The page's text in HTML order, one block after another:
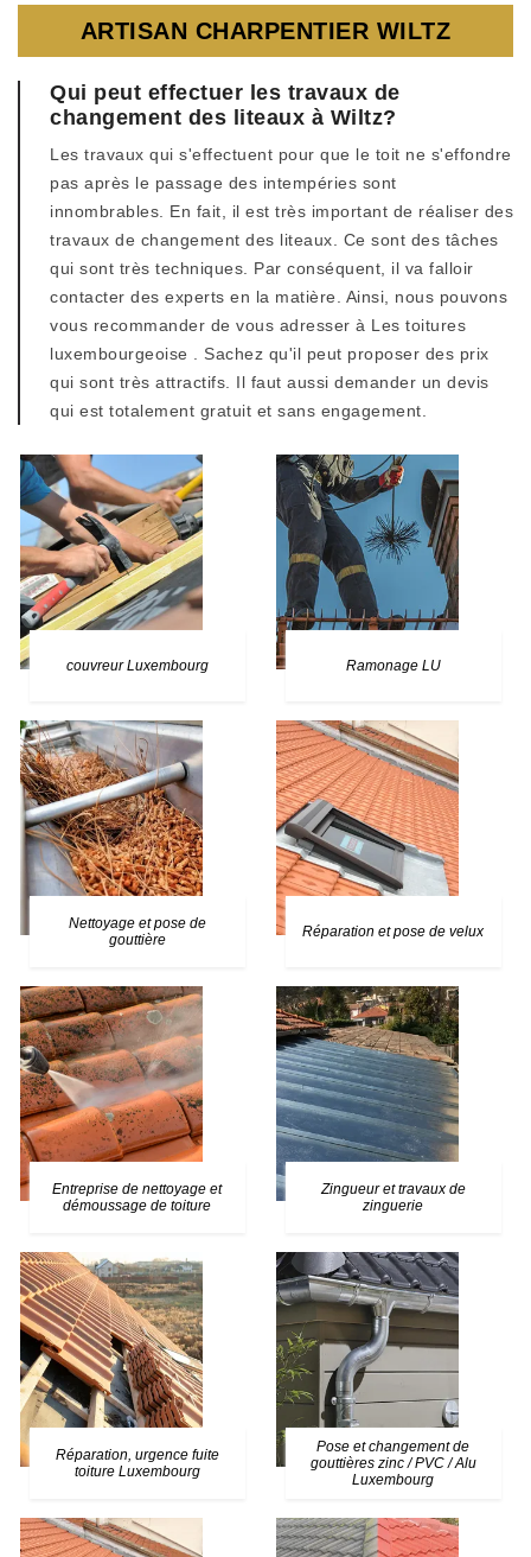
ARTISAN CHARPENTIER WILTZ
Qui peut effectuer les travaux de
changement des liteaux à Wiltz?
Les travaux qui s'effectuent pour que le toit ne s'effondre
pas après le passage des intempéries sont
innombrables. En fait, il est très important de réaliser des
travaux de changement des liteaux. Ce sont des tâches
qui sont très techniques. Par conséquent, il va falloir
contacter des experts en la matière. Ainsi, nous pouvons
vous recommander de vous adresser à Les toitures
luxembourgeoise . Sachez qu'il peut proposer des prix
qui sont très attractifs. Il faut aussi demander un devis
qui est totalement gratuit et sans engagement.
couvreur Luxembourg Ramonage LU
Nettoyage et pose de
gouttière
Réparation et pose de velux
Entreprise de nettoyage et
démoussage de toiture
Zingueur et travaux de
zinguerie
Réparation, urgence fuite
toiture Luxembourg
Pose et changement de
gouttières zinc / PVC / Alu
Luxembourg